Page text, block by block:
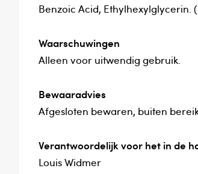
Benzoic Acid, Ethylhexylglycerin.
Waarschuwingen
Alleen voor uitwendig gebruik.
Bewaaradvies
Afgesloten bewaren, buiten
Verantwoordelijk voor het in de
Louis Widmer